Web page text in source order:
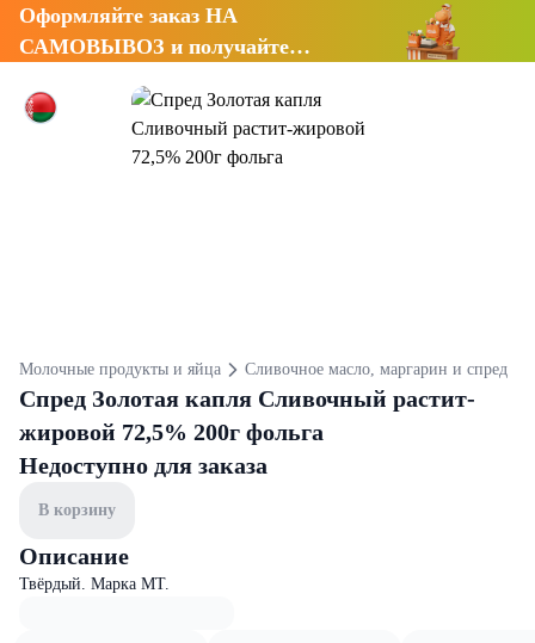
Оформляйте заказ НА
САМОВЫВОЗ и получайте
Молочные продукты и яйца Сливочное масло, маргарин и спред
Спред Золотая капля Сливочный растит-
жировой 72,5% 200г фольга
Недоступно для заказа
В корзину
Описание
Твёрдый. Марка МТ.